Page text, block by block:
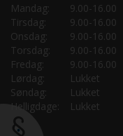
Mandag:
9.00-16.00
Tirsdag:
9.00-16.00
Onsdag:
9.00-16.00
Torsdag:
9.00-16.00
Fredag:
9.00-16.00
Lørdag:
Lukket
Søndag:
Lukket
Helligdage:
Lukket